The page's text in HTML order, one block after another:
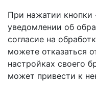
При нажатии кнопки
уведомлении об
согласие на
можете отказаться
настройках своего
может привести к